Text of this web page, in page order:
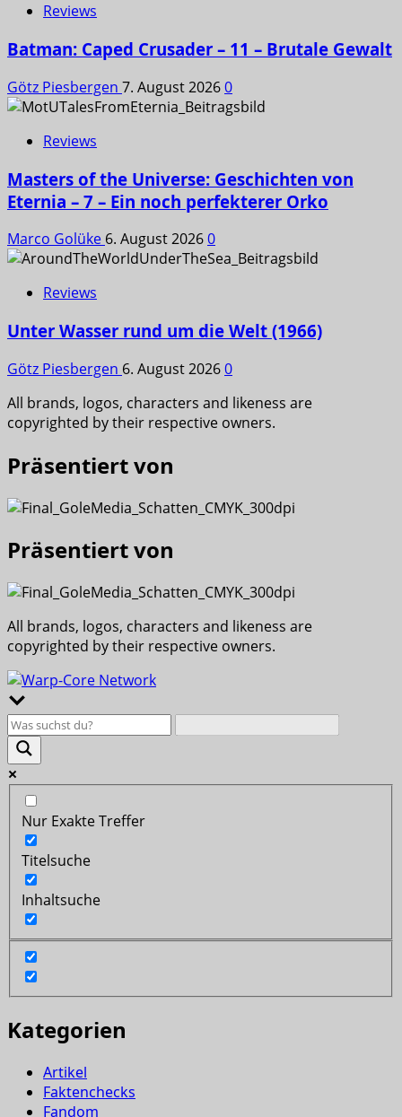
Reviews
Batman: Caped Crusader – 11 – Brutale Gewalt
Götz Piesbergen 7. August 20260
Reviews
Masters of the Universe: Geschichten von
Eternia – 7 – Ein noch perfekterer Orko
Marco Golüke 6. August 20260
Reviews
Unter Wasser rund um die Welt (1966)
Götz Piesbergen 6. August 20260
All brands, logos, characters and likeness are
copyrighted by their respective owners.
Präsentiert von
Präsentiert von
All brands, logos, characters and likeness are
copyrighted by their respective owners.
Nur Exakte Treffer
Titelsuche
Inhaltsuche
Kategorien
Artikel
Faktenchecks
Fandom